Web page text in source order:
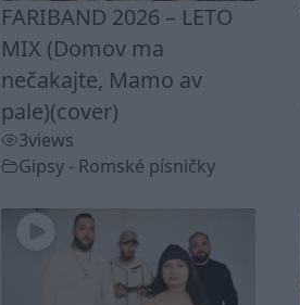
FARIBAND 2026 – LETO
MIX (Domov ma
nečakajte, Mamo av
pale)(cover)
3views
Gipsy - Romské písničky